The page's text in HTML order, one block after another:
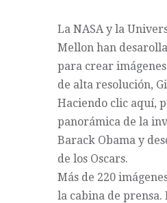
La NASA y la
Mellon han
para crear
de alta resolución,
Haciendo clic aquí,
panorámica de la
Barack Obama y
de los Oscars.
Más de 220
la cabina de prensa.